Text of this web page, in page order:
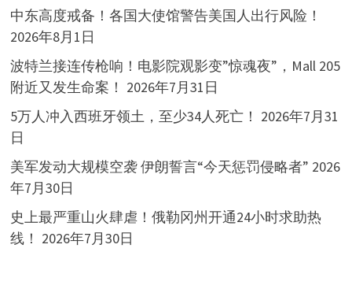
中东高度戒备！各国大使馆警告美国人出行风险！
2026年8月1日
波特兰接连传枪响！电影院观影变”惊魂夜”，Mall 205
附近又发生命案！ 2026年7月31日
5万人冲入西班牙领土，至少34人死亡！ 2026年7月31
日
美军发动大规模空袭 伊朗誓言“今天惩罚侵略者” 2026
年7月30日
史上最严重山火肆虐！俄勒冈州开通24小时求助热
线！ 2026年7月30日